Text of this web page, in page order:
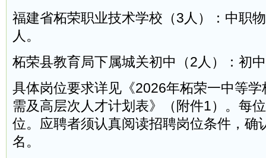
福建省柘荣职业技术学校（3人）：中职
人。
柘荣县教育局下属城关初中（2人）：初
具体岗位要求详见《2026年柘荣一中等
需及高层次人才计划表》（附件1）。每
位。应聘者须认真阅读招聘岗位条件，确
名。